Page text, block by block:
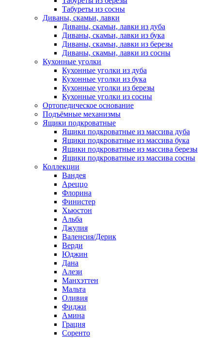
Табуреты из сосны
Диваны, скамьи, лавки
Диваны, скамьи, лавки из дуба
Диваны, скамьи, лавки из бука
Диваны, скамьи, лавки из березы
Диваны, скамьи, лавки из сосны
Кухонные уголки
Кухонные уголки из дуба
Кухонные уголки из бука
Кухонные уголки из березы
Кухонные уголки из сосны
Ортопедическое основание
Подъёмные механизмы
Ящики подкроватные
Ящики подкроватные из массива дуба
Ящики подкроватные из массива бука
Ящики подкроватные из массива березы
Ящики подкроватные из массива сосны
Коллекции
Вандея
Ареццо
Флорина
Финистер
Хьюстон
Альба
Джулия
Валенсия/Дерик
Верди
Юджин
Дана
Алези
Манхэттен
Мальта
Оливия
Фиджи
Амина
Грация
Соренто